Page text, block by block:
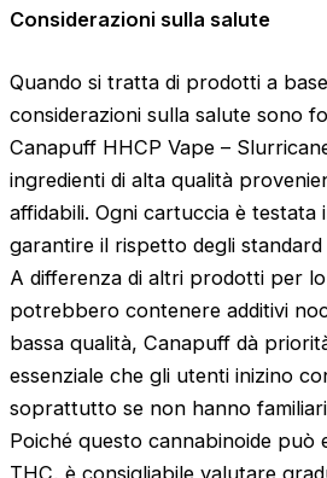
Considerazioni sulla salute
Quando si tratta di prodotti a
considerazioni sulla salute sono
Canapuff HHCP Vape –
ingredienti di alta qualità
affidabili. Ogni cartuccia è
garantire il rispetto degli
A differenza di altri prodotti per
potrebbero contenere additivi
bassa qualità, Canapuff dà
essenziale che gli utenti inizino
soprattutto se non hanno
Poiché questo cannabinoide può
THC, è consigliabile valutare